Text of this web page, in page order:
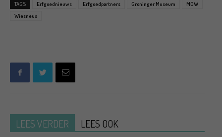
TAGS Erfgoednieuws Erfgoedpartners Groninger Museum
MOW
Wiesneus
LEES VERDER LEES OOK